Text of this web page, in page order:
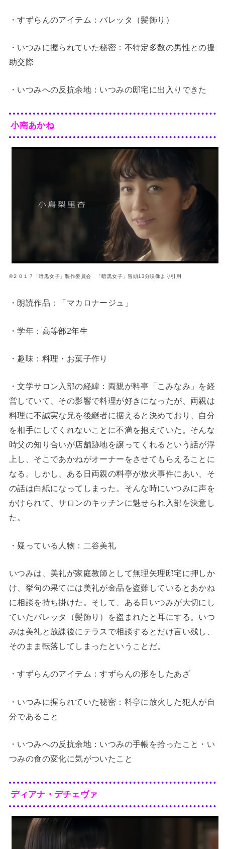
・すずらんのアイテム：バレッタ（髪飾り）
・いつみに握られていた秘密：不特定多数の男性との援
助交際
・いつみへの反抗余地：いつみの邸宅に出入りできた
小南あかね
©２０１７「暗黒女子」製作委員会 「暗黒女子」冒頭13分映像より引用
・朗読作品：「マカロナージュ」
・学年：高等部2年生
・趣味：料理・お菓子作り
・文学サロン入部の経緯：両親が料亭「こみなみ」を経
営していて、その影響で料理が好きになったが、両親は
料理に不誠実な兄を後継者に据えると決めており、自分
を相手にしてくれないことに不満を抱えていた。そんな
時父の知り合いが店舗跡地を譲ってくれるという話が浮
上し、そこであかねがオーナーをさせてもらえることに
なる。しかし、ある日両親の料亭が放火事件にあい、そ
の話は白紙になってしまった。そんな時にいつみに声を
かけられて、サロンのキッチンに魅せられ入部を決意し
た。
・疑っている人物：二谷美礼
いつみは、美礼が家庭教師として無理矢理邸宅に押しか
け、挙句の果てには美礼が金品を盗難しているとあかね
に相談を持ち掛けた。そして、ある日いつみが大切にし
ていたバレッタ（髪飾り）を盗まれたと耳にする。いつ
みは美礼と放課後にテラスで相談するとだけ言い残し、
そのまま転落してしまったということだ。
・すずらんのアイテム：すずらんの形をしたあざ
・いつみに握られていた秘密：料亭に放火した犯人が自
分であること
・いつみへの反抗余地：いつみの手帳を拾ったこと・い
つみの食の変化に気がついたこと
ディアナ・デチェヴァ